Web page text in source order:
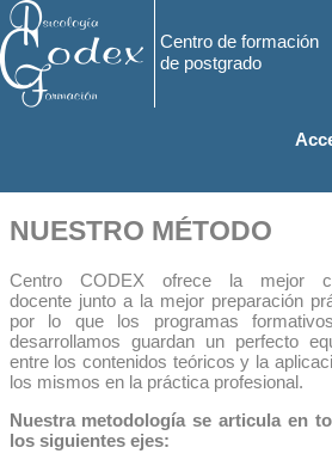
Centro de formación
de postgrado
NUESTRO MÉTODO
Centro CODEX ofrece la mejor
docente junto a la mejor preparación
por lo que los programas
desarrollamos guardan un perfecto
entre los contenidos teóricos y la
los mismos en la práctica profesional.
Nuestra metodología se articula en
los siguientes ejes: